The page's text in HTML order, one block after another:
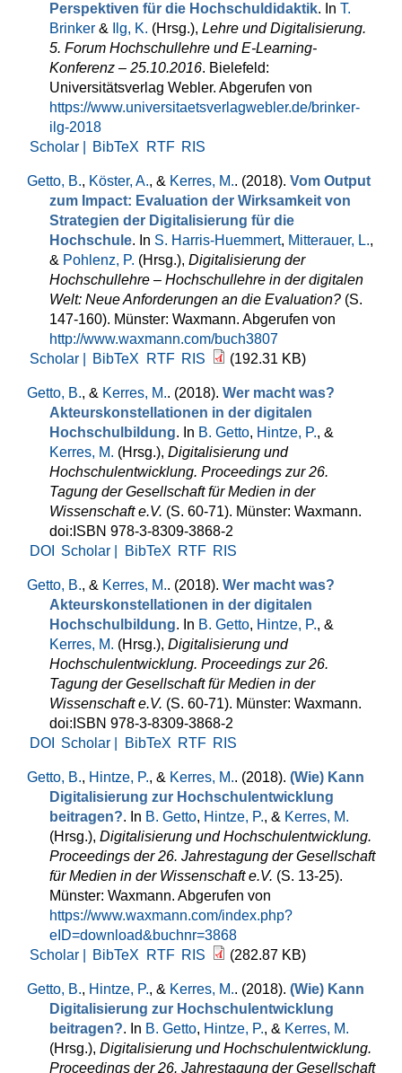
Perspektiven für die Hochschuldidaktik. In T.
Brinker & Ilg, K. (Hrsg.), Lehre und Digitalisierung.
5. Forum Hochschullehre und E-Learning-
Konferenz – 25.10.2016. Bielefeld:
Universitätsverlag Webler. Abgerufen von
https://www.universitaetsverlagwebler.de/brinker-
ilg-2018
Scholar |
BibTeX RTF RIS
Getto, B., Köster, A., & Kerres, M.. (2018). Vom Output
zum Impact: Evaluation der Wirksamkeit von
Strategien der Digitalisierung für die
Hochschule. In S. Harris-Huemmert, Mitterauer, L.,
& Pohlenz, P. (Hrsg.), Digitalisierung der
Hochschullehre – Hochschullehre in der digitalen
Welt: Neue Anforderungen an die Evaluation? (S.
147-160). Münster: Waxmann. Abgerufen von
http://www.waxmann.com/buch3807
Scholar |
BibTeX RTF RIS (192.31 KB)
Getto, B., & Kerres, M.. (2018). Wer macht was?
Akteurskonstellationen in der digitalen
Hochschulbildung. In B. Getto, Hintze, P., &
Kerres, M. (Hrsg.), Digitalisierung und
Hochschulentwicklung. Proceedings zur 26.
Tagung der Gesellschaft für Medien in der
Wissenschaft e.V. (S. 60-71). Münster: Waxmann.
doi:ISBN 978-3-8309-3868-2
DOI
Scholar | BibTeX RTF RIS
Getto, B., & Kerres, M.. (2018). Wer macht was?
Akteurskonstellationen in der digitalen
Hochschulbildung. In B. Getto, Hintze, P., &
Kerres, M. (Hrsg.), Digitalisierung und
Hochschulentwicklung. Proceedings zur 26.
Tagung der Gesellschaft für Medien in der
Wissenschaft e.V. (S. 60-71). Münster: Waxmann.
doi:ISBN 978-3-8309-3868-2
DOI
Scholar | BibTeX RTF RIS
Getto, B., Hintze, P., & Kerres, M.. (2018). (Wie) Kann
Digitalisierung zur Hochschulentwicklung
beitragen?. In B. Getto, Hintze, P., & Kerres, M.
(Hrsg.), Digitalisierung und Hochschulentwicklung.
Proceedings der 26. Jahrestagung der Gesellschaft
für Medien in der Wissenschaft e.V. (S. 13-25).
Münster: Waxmann. Abgerufen von
https://www.waxmann.com/index.php?
eID=download&buchnr=3868
Scholar |
BibTeX RTF RIS (282.87 KB)
Getto, B., Hintze, P., & Kerres, M.. (2018). (Wie) Kann
Digitalisierung zur Hochschulentwicklung
beitragen?. In B. Getto, Hintze, P., & Kerres, M.
(Hrsg.), Digitalisierung und Hochschulentwicklung.
Proceedings der 26. Jahrestagung der Gesellschaft